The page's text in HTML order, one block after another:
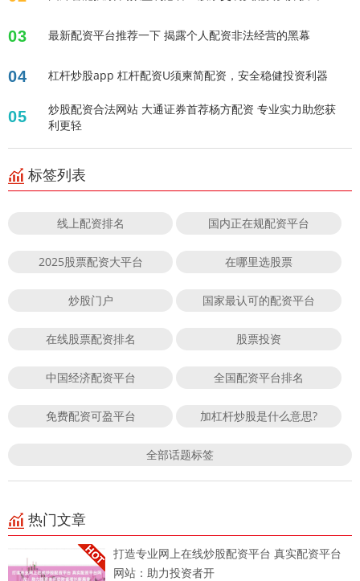
03 最新配资平台推荐一下 揭露个人配资非法经营的黑幕
04 杠杆炒股app 杠杆配资U须柬简配资，安全稳健投资利器
05
炒股配资合法网站 大通证券首荐杨方配资 专业实力助您获
利更轻
标签列表
线上配资排名 国内正在规配资平台
2025股票配资大平台 在哪里选股票
炒股门户 国家最认可的配资平台
在线股票配资排名 股票投资
中国经济配资平台 全国配资平台排名
免费配资可盈平台 加杠杆炒股是什么意思?
全部话题标签
热门文章
打造专业网上在线炒股配资平台 真实配资平台
网站：助力投资者开